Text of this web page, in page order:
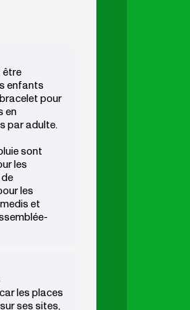
être
enfants
pour
en
par adulte.
sont
les
les
et
les places
ses sites,